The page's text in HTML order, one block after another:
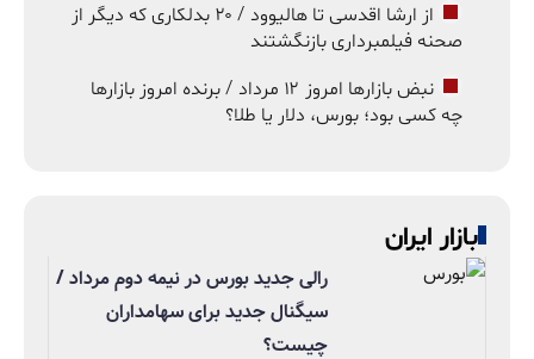
از ارشا اقدسی تا هالیوود / ۲۰ بدلکاری که دیگر از
صحنه فیلمبرداری بازنگشتند
نبض بازارها امروز ۱۲ مرداد / برنده امروز بازارها
چه کسی بود؛ بورس، دلار یا طلا؟
بازار ایران
رالی جدید بورس در نیمه دوم مرداد /
سیگنال جدید برای سهامداران
چیست؟